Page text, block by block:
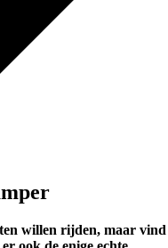
willen rijden, maar vind